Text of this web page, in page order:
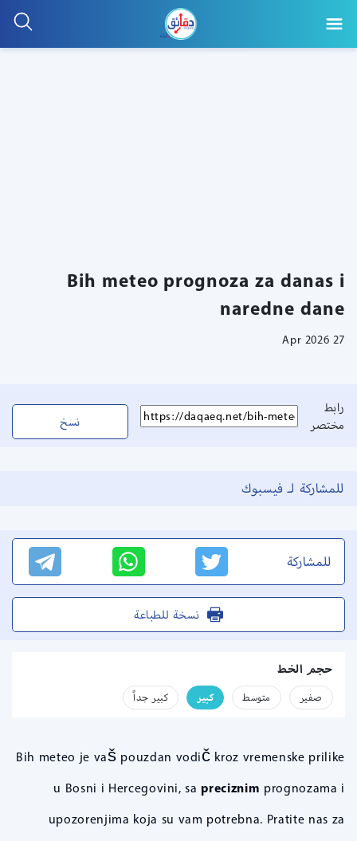
Bih meteo prognoza za danas i
naredne dane
27 Apr 2026
رابط
مختصر
نسخ
للمشاركة لـ فيسبوك
للمشاركة
نسخة للطباعة
حجم الخط
صفير متوسط كبير كبير جداً
Bih meteo je vaš pouzdan vodič kroz vremenske prilike
u Bosni i Hercegovini, sapreciznim prognozama i
upozorenjima koja su vam potrebna. Pratite nas za